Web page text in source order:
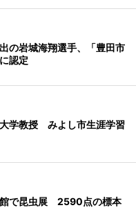
の岩城海翔選手、「豊田市
認定
学教授 みよし市生涯学習
館で昆虫展 2590点の標本